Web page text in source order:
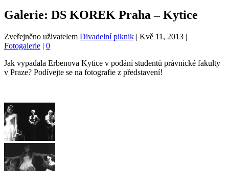
Galerie: DS KOREK Praha – Kytice
Zveřejněno uživatelem Divadelní piknik | Kvě 11, 2013 |
Fotogalerie | 0
Jak vypadala Erbenova Kytice v podání studentů právnické fakulty
v Praze? Podívejte se na fotografie z představení!